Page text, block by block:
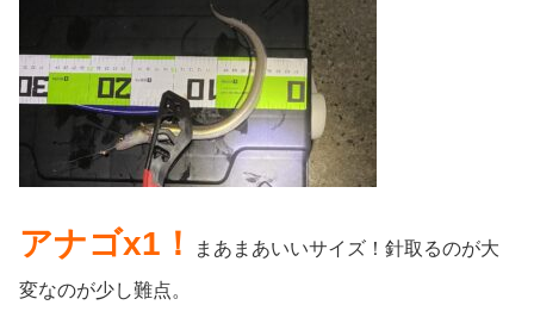
アナゴx1！ まあまあいいサイズ！針取るのが大
変なのが少し難点。